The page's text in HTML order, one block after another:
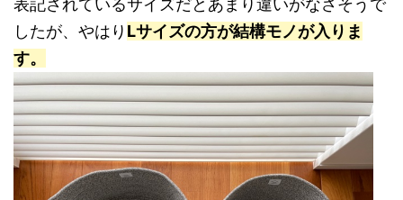
表記されているサイズだとあまり違いがなさそうで
したが、やはり Lサイズの方が結構モノが入りま
す。